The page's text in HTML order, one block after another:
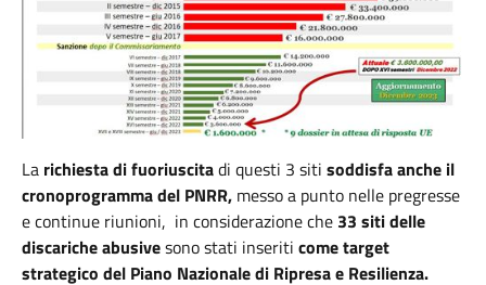
La richiesta di fuoriuscitadi questi 3 siti soddisfa anche il
cronoprogramma del PNRR, messo a punto nelle pregresse
e continue riunioni, in considerazione che 33 siti delle
discariche abusivesono stati inseriti come target
strategico del Piano Nazionale di Ripresa e Resilienza.